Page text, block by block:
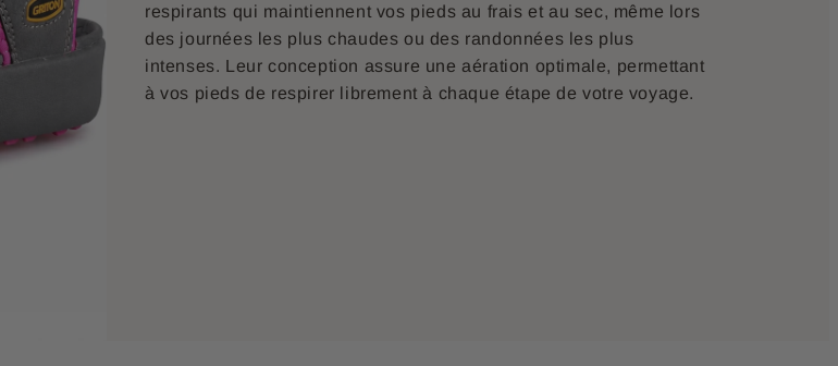
respirants qui maintiennent vos pieds au frais et au sec, même lors
des journées les plus chaudes ou des randonnées les plus
intenses. Leur conception assure une aération optimale, permettant
à vos pieds de respirer librement à chaque étape de votre voyage.